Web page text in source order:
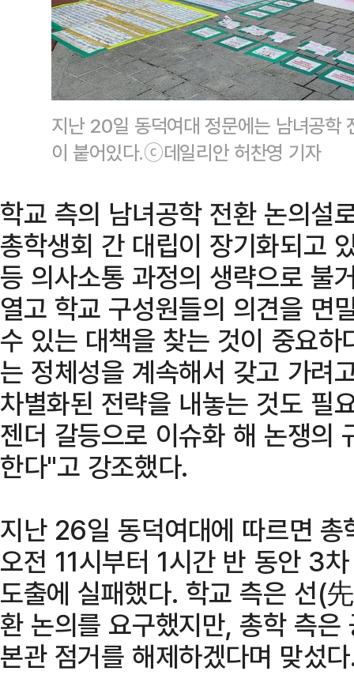
지난 20일 동덕여대 정문에는 남녀공학
이 붙어있다.ⓒ데일리안 허찬영 기자
학교 측의 남녀공학 전환 논의설
총학생회 간 대립이 장기화되고
등 의사소통 과정의 생략으로 불
열고 학교 구성원들의 의견을 면
수 있는 대책을 찾는 것이 중요
는 정체성을 계속해서 갖고 가려
차별화된 전략을 내놓는 것도 필
젠더 갈등으로 이슈화 해 논쟁의
한다"고 강조했다.
지난 26일 동덕여대에 따르면
오전 11시부터 1시간 반 동안 3
도출에 실패했다. 학교 측은 선(
환 논의를 요구했지만, 총학 측
본관 점거를 해제하겠다며 맞섰